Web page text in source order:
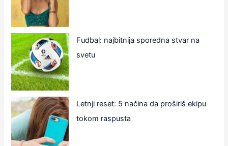
Fudbal: najbitnija sporedna stvar na
svetu
Letnji reset: 5 načina da proširiš ekipu
tokom raspusta